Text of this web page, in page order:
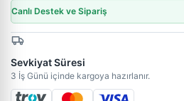
Canlı Destek ve Sipariş
Sevkiyat Süresi
3 İş Günü içinde kargoya hazırlanır.